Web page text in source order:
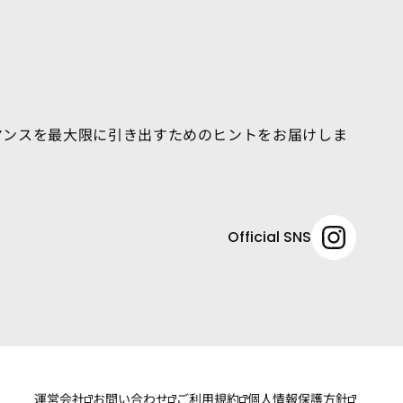
スを最大限に引き出すためのヒントをお届けしま
Official SNS
運営会社 お問い合わせ ご利用規約 個人情報保護方針